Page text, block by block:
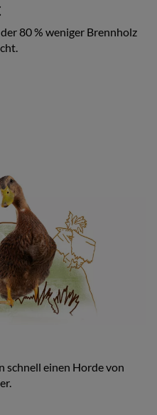
80 % weniger Brennholz
schnell einen Horde von